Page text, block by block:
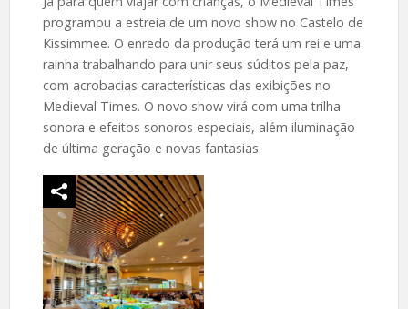
programou a estreia de um novo show no Castelo de
Kissimmee. O enredo da produção terá um rei e uma
rainha trabalhando para unir seus súditos pela paz,
com acrobacias características das exibições no
Medieval Times. O novo show virá com uma trilha
sonora e efeitos sonoros especiais, além iluminação
de última geração e novas fantasias.